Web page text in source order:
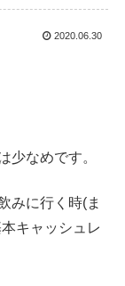
2020.06.30
少なめです。
みに行く時(ま
キャッシュレ